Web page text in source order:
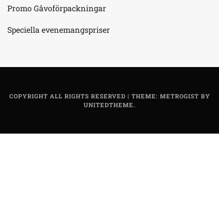
Promo Gåvoförpackningar
Speciella evenemangspriser
COPYRIGHT ALL RIGHTS RESERVED | THEME: METROGIST BY
UNITEDTHEME.